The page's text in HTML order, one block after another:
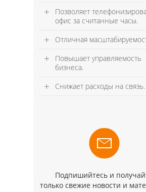
Позволяет
офис за считанные часы.
Отличная
Повышает управляемость
бизнеса.
Снижает расходы на связь.
Подпишийтесь и
только свежие новости и